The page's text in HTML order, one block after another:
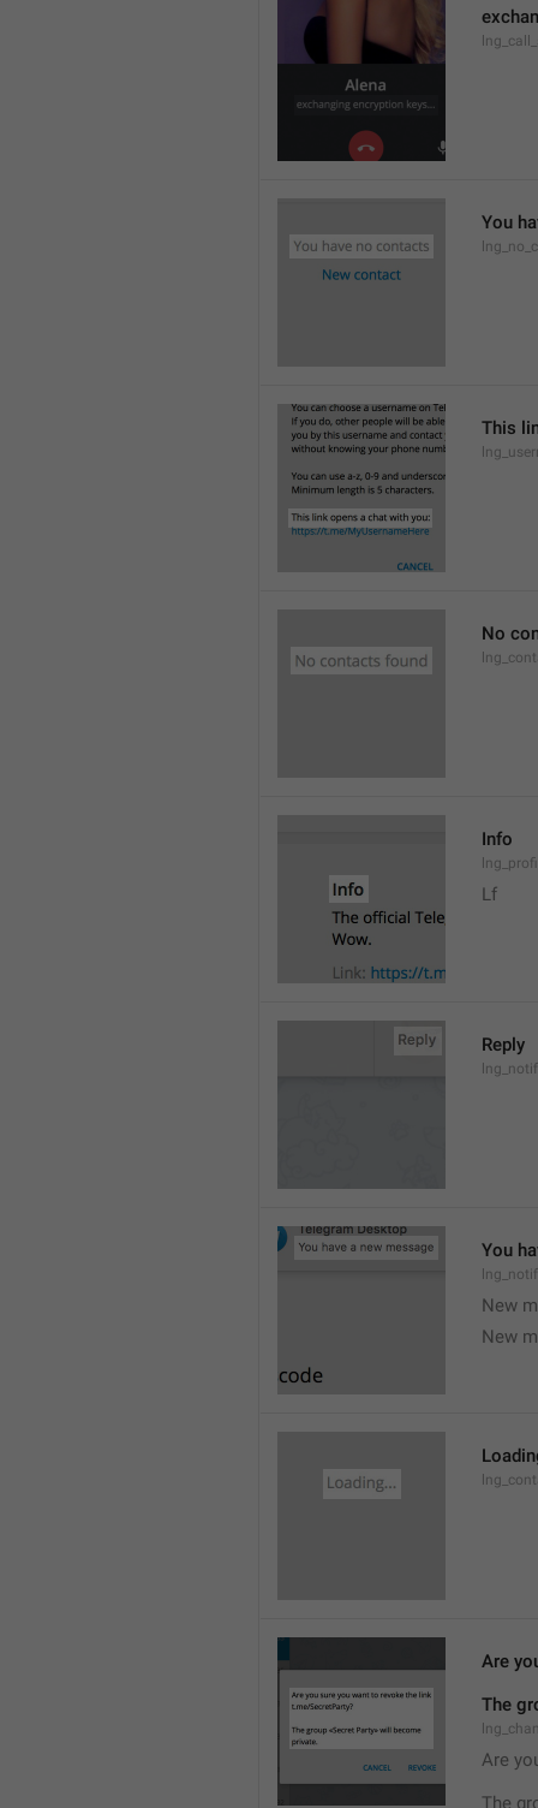
You
This
No
Info
Lf
Reply
You
New
New
Are
The
Are
The